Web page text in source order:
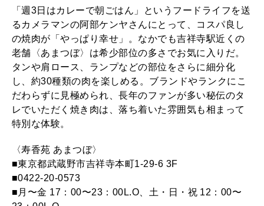
「週3日はカレーで朝ごはん」というフードライフを送
るカメラマンの阿部ケンヤさんにとって、コスパ良し
の焼肉が「やっぱり幸せ」。なかでも吉祥寺駅近くの
老舗〈あまつぼ〉は希少部位の多さでお気に入りだ。
タンや肩ロース、ランプなどの部位をさらに細分化
し、約30種類の肉を楽しめる。ブランドやランクにこ
だわらずに見極められ、長年のファンが多い秘伝のタ
レでいただく焼き肉は、落ち着いた雰囲気も相まって
特別な体験。
〈寿香苑 あまつぼ〉
■東京都武蔵野市吉祥寺本町1-29-6 3F
■0422-20-0573
■月〜金 17：00〜23：00L.O、土・日・祝 12：00〜